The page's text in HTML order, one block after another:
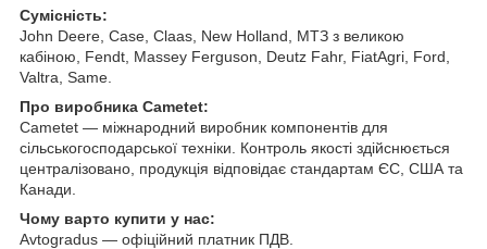
Сумісність:
John Deere, Case, Claas, New Holland, МТЗ з великою
кабіною, Fendt, Massey Ferguson, Deutz Fahr, FiatAgri, Ford,
Valtra, Same.
Про виробника Cametet:
Cametet — міжнародний виробник компонентів для
сільськогосподарської техніки. Контроль якості здійснюється
централізовано, продукція відповідає стандартам ЄС, США та
Канади.
Чому варто купити у нас:
Avtogradus — офіційний платник ПДВ.